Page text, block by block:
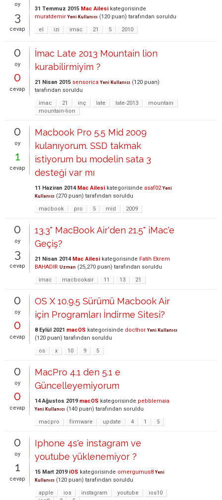
oy
3
cevap
31 Temmuz 2015 Mac Ailesi kategorisinde
muratdemir Yeni Kullanıcı (120 puan) tarafından soruldu
el
izi imac 21 5 2010
0
oy
0
cevap
İmac Late 2013 Mountain lion
kurabilirmiyim ?
21 Nisan 2015 sensorica Yeni Kullanıcı (120 puan)
tarafından soruldu
imac
21 inç late late-2013
mountain
mountain-lion
0
oy
1
cevap
Macbook Pro 5.5 Mid 2009
kulanıyorum. SSD takmak
istiyorum bu modelin sata 3
desteği var mı
11 Haziran 2014 Mac Ailesi kategorisinde asaf02 Yeni
Kullanıcı (270 puan) tarafından soruldu
macbook
pro 5 mid 2009
0
oy
3
cevap
13.3" MacBook Air'den 21.5" iMac'e
Geçiş?
21 Nisan 2014 Mac Ailesi kategorisinde Fatih Ekrem
BAHADIR Uzman (25,270 puan) tarafından soruldu
imac
macbookair 11 13 21
0
oy
0
cevap
OS X 10.9.5 Sürümü Macbook Air
için Programları İndirme Sitesi?
8 Eylül 2021 macOS kategorisinde docthor Yeni Kullanıcı
(120 puan) tarafından soruldu
os
x 10 9 5
0
oy
0
cevap
MacPro 4.1 den 5.1 e
Güncelleyemiyorum
14 Ağustos 2019 macOS kategorisinde pebblemaia
Yeni Kullanıcı (140 puan) tarafından soruldu
macpro
firmware update 4 1 5
0
oy
1
cevap
Iphone 4s'e instagram ve
youtube yüklenemiyor ?
15 Mart 2019 iOS kategorisinde omergumus8 Yeni
Kullanıcı (120 puan) tarafından soruldu
apple
ios instagram youtube
ios10